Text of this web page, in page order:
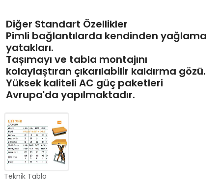
Diğer Standart Özellikler
Pimli bağlantılarda kendinden yağlama
yatakları.
Tașımayı ve tabla montajını
kolaylaștıran çıkarılabilir kaldırma gözü.
Yüksek kaliteli AC güç paketleri
Avrupa'da yapılmaktadır.
Teknik Tablo